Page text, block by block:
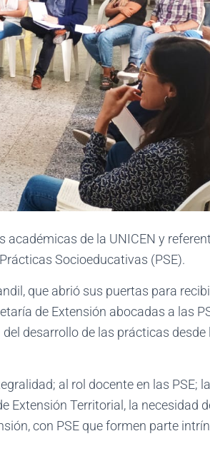
de la UNICEN y
Socioeducativas (PSE).
que abrió sus puertas para
de Extensión abocadas a las
desarrollo de las prácticas
al rol docente en las PSE;
Territorial, la necesidad
con PSE que formen parte